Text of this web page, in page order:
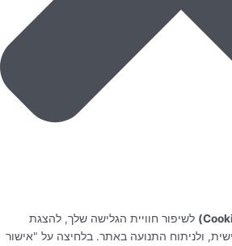
לשיפור חוויית הגלישה שלך, להצגת
ולניתוח התנועה באתר. בלחיצה על "אישור